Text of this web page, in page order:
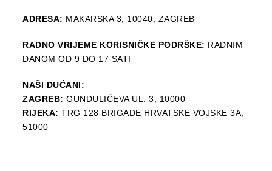
ADRESA: MAKARSKA 3, 10040, ZAGREB
RADNO VRIJEME KORISNIČKE PODRŠKE: RADNIM
DANOM OD 9 DO 17 SATI
NAŠI DUĆANI:
ZAGREB: GUNDULIĆEVA UL. 3, 10000
RIJEKA: TRG 128 BRIGADE HRVATSKE VOJSKE 3A,
51000